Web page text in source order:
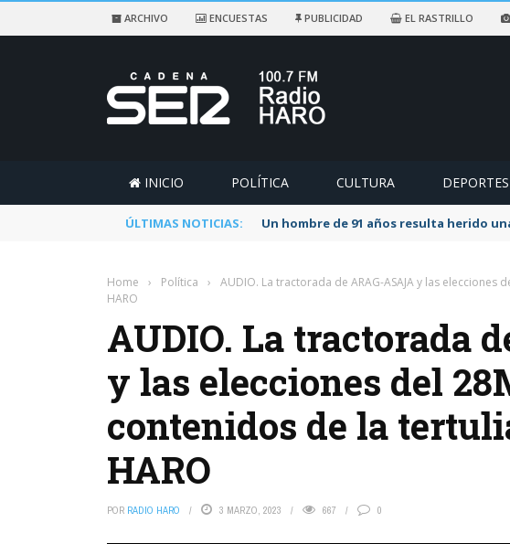
ARCHIVO ENCUESTAS PUBLICIDAD EL RASTRILLO
INICIO POLÍTICA CULTURA DEPORTES
ÚLTIMAS NOTICIAS: Un hombre de 91 años resulta herido
Home › Política ›
AUDIO. La tractorada de ARAG-ASAJA y las
HARO
AUDIO. La tractorada
y las elecciones del
contenidos de la
HARO
POR RADIO HARO 3 MARZO, 2023 667 0